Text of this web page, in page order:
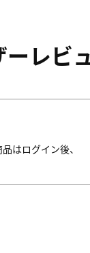
ーレビ
はログイン後、